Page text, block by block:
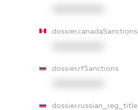
dossier.canadaSanctions
dossier.rfSanctions
dossier.russian_reg_title